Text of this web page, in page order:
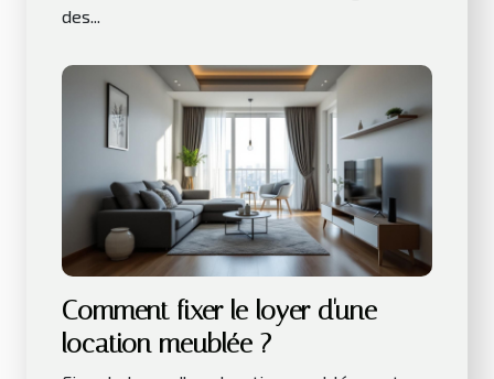
des...
Comment fixer le loyer d'une
location meublée ?